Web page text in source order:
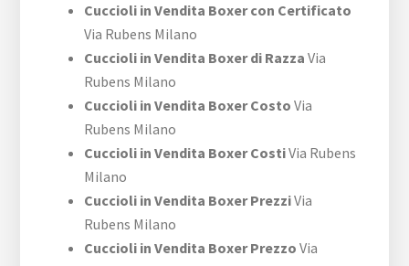
Cuccioli in Vendita Boxer con Certificato
Via Rubens Milano
Cuccioli in Vendita Boxer di Razza Via
Rubens Milano
Cuccioli in Vendita Boxer Costo Via
Rubens Milano
Cuccioli in Vendita Boxer CostiVia Rubens
Milano
Cuccioli in Vendita Boxer PrezziVia
Rubens Milano
Cuccioli in Vendita Boxer Prezzo Via